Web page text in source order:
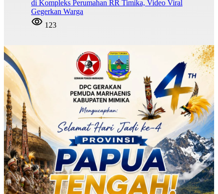
di Kompleks Perumahan RR Timika, Video Viral
Gegerkan Warga
123